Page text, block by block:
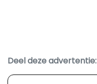
Deel deze advertentie: